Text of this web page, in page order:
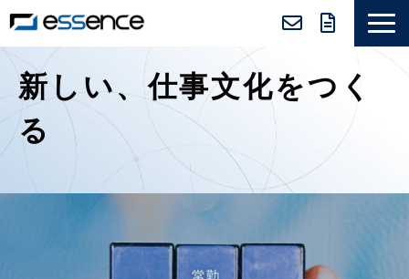
ニュース＆トピックス
会社紹介
導入事例
新しい、仕事文化をつく
る